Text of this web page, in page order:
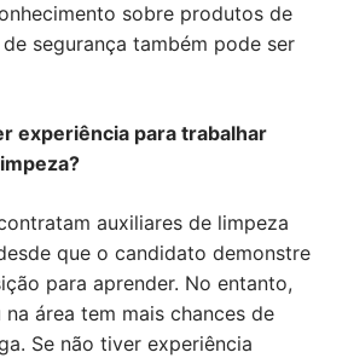
sobre produtos de
segurança também pode ser
experiência para trabalhar
auxiliares de limpeza
que o candidato demonstre
para aprender. No entanto,
área tem mais chances de
Se não tiver experiência